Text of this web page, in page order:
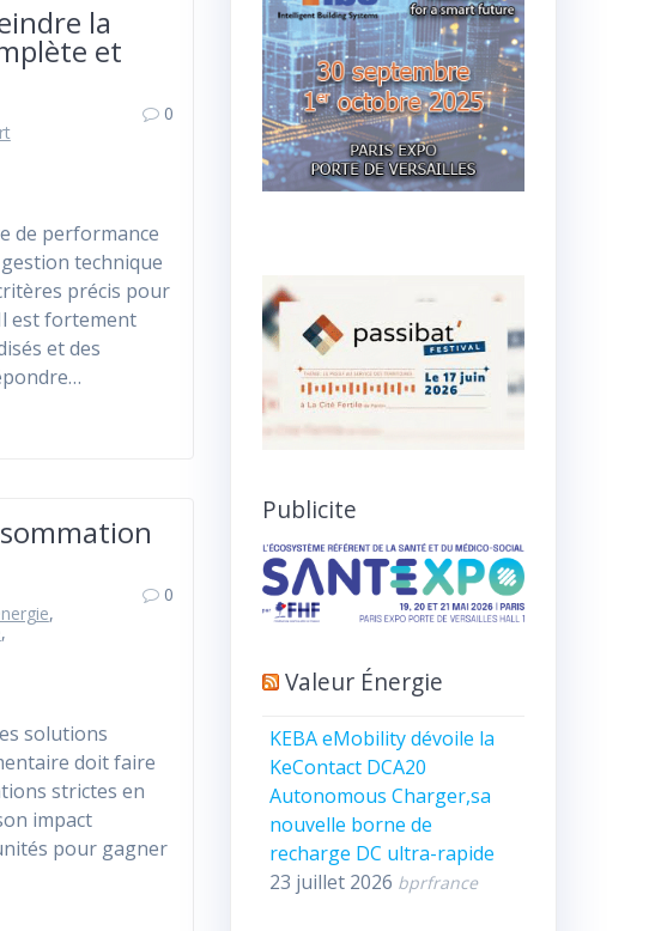
la
et
0
de performance
technique
précis pour
est fortement
et des
,
,
0
solutions
doit faire
strictes en
impact
pour gagner
Publicite
Valeur Énergie
KEBA eMobility dévoile la
KeContact DCA20
Autonomous Charger,sa
nouvelle borne de
recharge DC ultra-rapide
23 juillet 2026 bprfrance